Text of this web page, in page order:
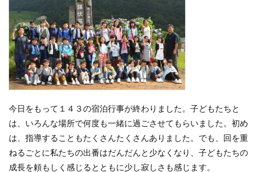
今日をもって１４３の宿泊行事が終わりました。子どもたちと
は、いろんな場所で何度も一緒に過ごさせてもらいました。初め
は、指導することもたくさんたくさんありました。でも、回を重
ねるごとに私たちの出番はだんだんと少なくなり、子どもたちの
成長を頼もしく感じるとともに少し寂しさも感じます。